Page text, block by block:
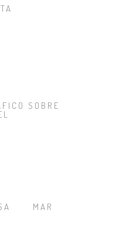
SOBRE
MAR